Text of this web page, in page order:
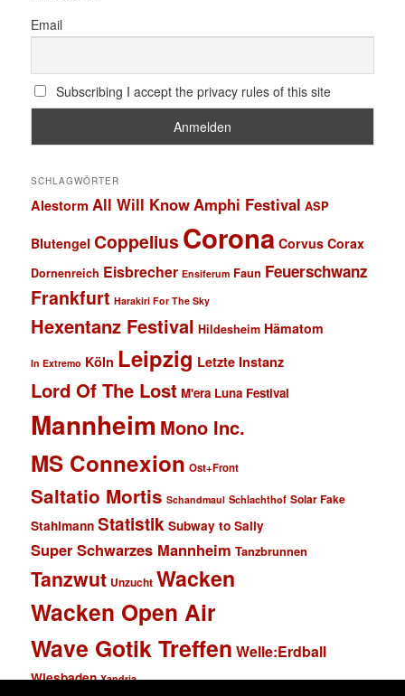
Email
Subscribing I accept the privacy rules of this site
SCHLAGWÖRTER
Alestorm All Will KnowAmphi Festival ASP
Blutengel Coppelius Corona Corvus Corax
Dornenreich Eisbrecher Ensiferum Faun Feuerschwanz
Frankfurt Harakiri For The Sky
Hexentanz Festival Hildesheim Hämatom
In Extremo Köln Leipzig Letzte Instanz
Lord Of The Lost M'era Luna Festival
Mannheim Mono Inc.
MS Connexion Ost+Front
Saltatio Mortis Schandmaul Schlachthof Solar Fake
Stahlmann Statistik Subway to Sally
Super Schwarzes Mannheim Tanzbrunnen
Tanzwut Unzucht Wacken
Wacken Open Air
Wave Gotik Treffen Welle:Erdball
Wiesbaden Xandria